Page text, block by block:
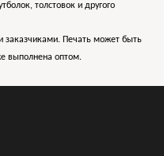
толстовок и другого
Печать может быть
выполнена оптом.